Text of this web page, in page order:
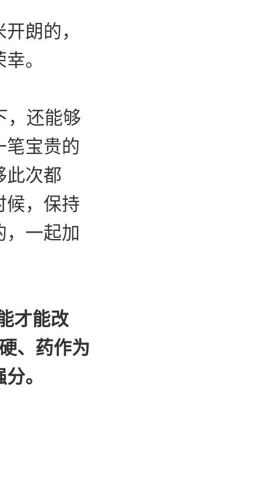
朗的，
。
，还能够
笔宝贵的
此次都
候，保持
，一起加
才能改
、药作为
。